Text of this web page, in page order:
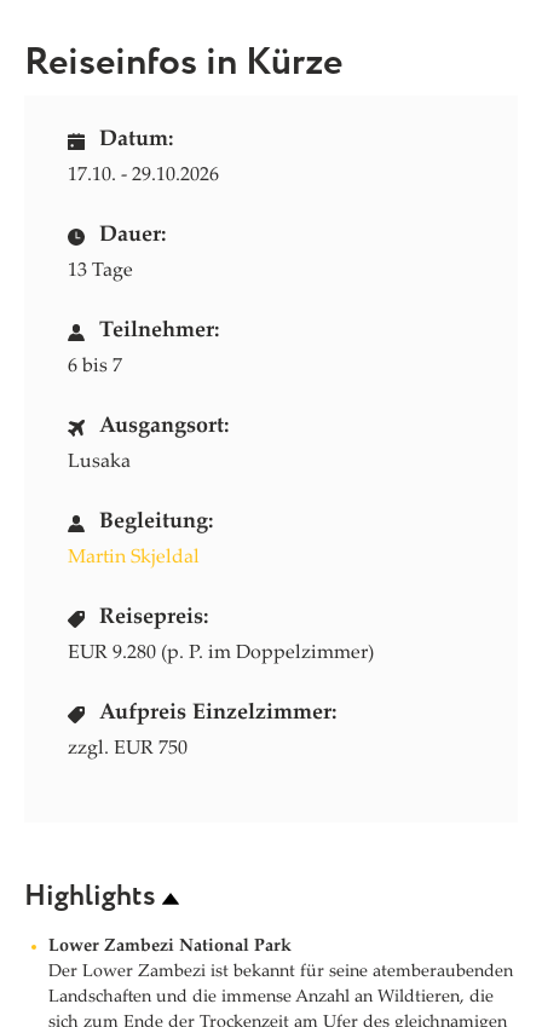
Reiseinfos in Kürze
Datum:
17.10. - 29.10.2026
Dauer:
13 Tage
Teilnehmer:
6 bis 7
Ausgangsort:
Lusaka
Begleitung:
Martin Skjeldal
Reisepreis:
EUR 9.280 (p. P. im Doppelzimmer)
Aufpreis Einzelzimmer:
zzgl. EUR 750
Highlights
Lower Zambezi National Park
Der Lower Zambezi ist bekannt für seine atemberaubenden
Landschaften und die immense Anzahl an Wildtieren, die
sich zum Ende der Trockenzeit am Ufer des gleichnamigen